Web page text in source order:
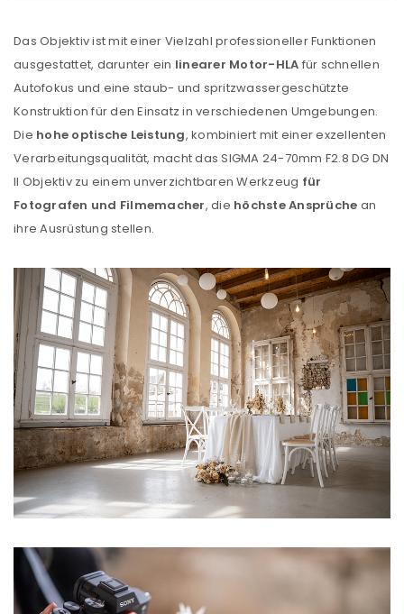
ANMELDEN
Benutzername oder E-Mail-Adresse
Das Objektiv ist mit einer Vielzahl professioneller Funktionen
ausgestattet, darunter ein linearer Motor-HLA für schnellen
Autofokus und eine staub- und spritzwassergeschützte
Konstruktion für den Einsatz in verschiedenen Umgebungen.
Die hohe optische Leistung, kombiniert mit einer exzellenten
Verarbeitungsqualität, macht das SIGMA 24-70mm F2.8 DG DN
II Objektiv zu einem unverzichtbaren Werkzeug für
Fotografen und Filmemacher, die höchste Ansprüche an
ihre Ausrüstung stellen.